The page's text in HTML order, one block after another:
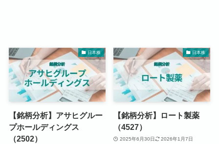
日本株
【銘柄分析】アサヒグルー
プホールディングス
（2502）
日本株
【銘柄分析】ロート製薬
（4527）
2025年6月30日 2026年1月7日